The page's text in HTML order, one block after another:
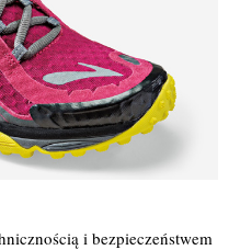
i bezpieczeństwem